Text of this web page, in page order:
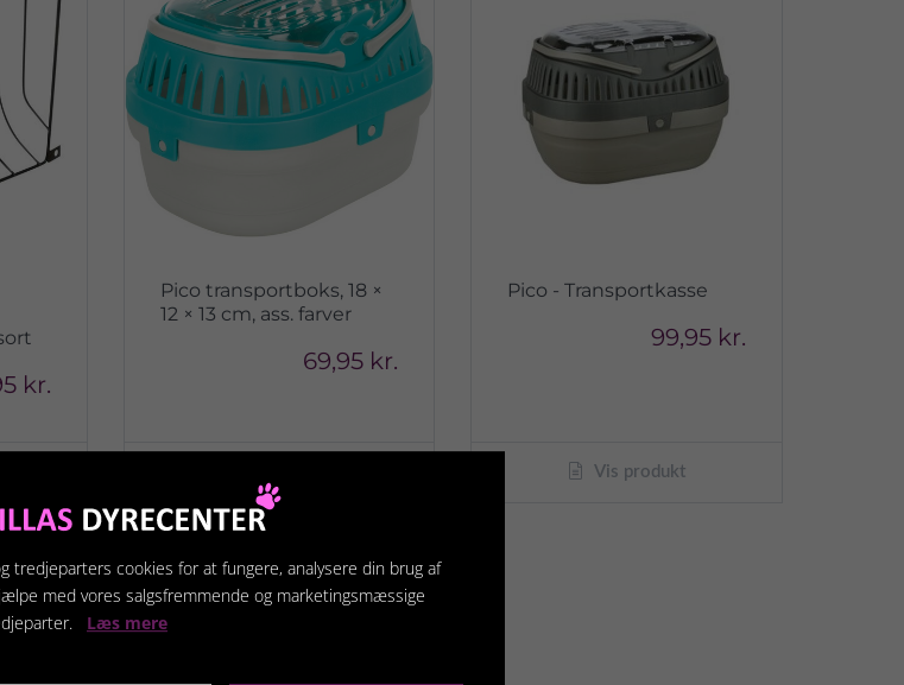
kr.
Pico transportboks, 18 ×
12 × 13 cm, ass. farver
69,95 kr.
Pico - Transportkasse
99,95 kr.
Vis produkt
tredjeparters cookies for at fungere, analysere din brug af
med vores salgsfremmende og marketingsmæssige
Læs mere